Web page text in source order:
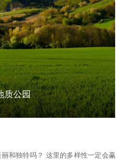
质公园
和独特吗？ 这里的多样性一定会赢